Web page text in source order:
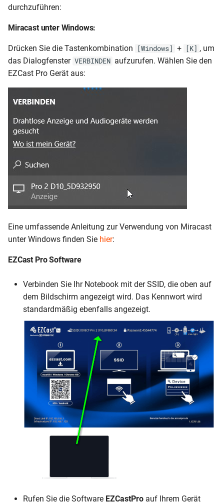
durchzuführen:
Miracast unter Windows:
Drücken Sie die Tastenkombination [Windows] + [K] , um
das Dialogfenster VERBINDEN aufzurufen. Wählen Sie den
EZCast Pro Gerät aus:
Eine umfassende Anleitung zur Verwendung von Miracast
unter Windows finden Sie hier:
EZCast Pro Software
Verbinden Sie Ihr Notebook mit der SSID, die oben auf
dem Bildschirm angezeigt wird. Das Kennwort wird
standardmäßig ebenfalls angezeigt.
Rufen Sie die Software EZCastPro auf Ihrem Gerät